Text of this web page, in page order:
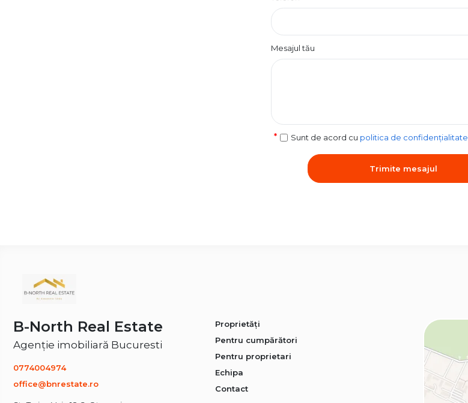
Mesajul tău
Sunt de acord cu politica de confidențialitate
Trimite mesajul
B-North Real Estate
Agenție imobiliară Bucuresti
0774004974
office@bnrestate.ro
Proprietăți
Pentru cumpărători
Pentru proprietari
Echipa
Contact